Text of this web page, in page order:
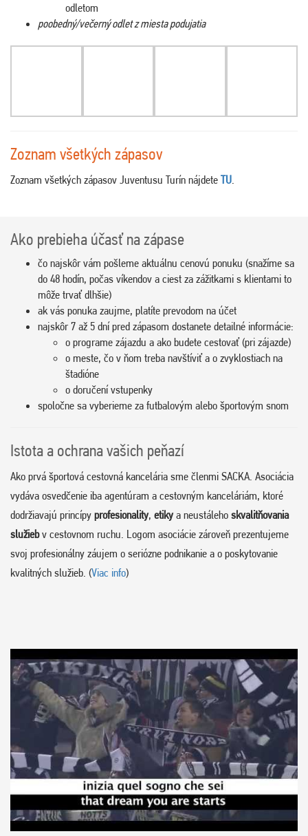
odletom
poobedný/večerný odlet z miesta podujatia
Zoznam všetkých zápasov
Zoznam všetkých zápasov Juventusu Turín nájdete TU.
Ako prebieha účasť na zápase
čo najskôr vám pošleme aktuálnu cenovú ponuku (snažíme sa
do 48 hodín, počas víkendov a ciest za zážitkami s klientami to
môže trvať dlhšie)
ak vás ponuka zaujme, platíte prevodom na účet
najskôr 7 až 5 dní pred zápasom dostanete detailné informácie:
o programe zájazdu a ako budete cestovať (pri zájazde)
o meste, čo v ňom treba navštíviť a o zvyklostiach na
štadióne
o doručení vstupenky
spoločne sa vyberieme za futbalovým alebo športovým snom
Istota a ochrana vašich peňazí
Ako prvá športová cestovná kancelária sme členmi SACKA. Asociácia
vydáva osvedčenie iba agentúram a cestovným kanceláriám, ktoré
dodržiavajú princípy profesionality, etikya neustáleho skvalitňovania
služiebv cestovnom ruchu. Logom asociácie zároveň prezentujeme
svoj profesionálny záujem o seriózne podnikanie a o poskytovanie
kvalitných služieb. (Viac info)